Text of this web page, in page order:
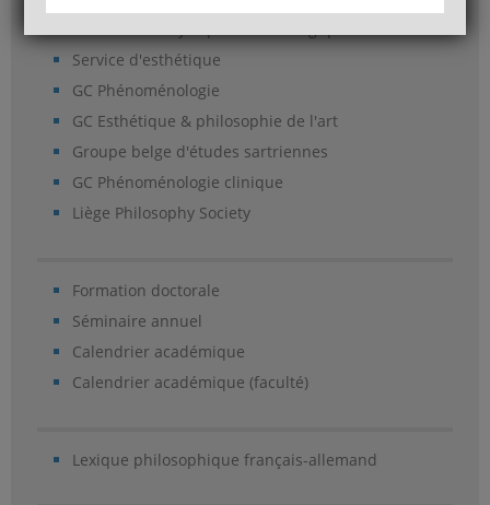
Service d'esthétique
GC Phénoménologie
GC Esthétique & philosophie de l'art
Groupe belge d'études sartriennes
GC Phénoménologie clinique
Liège Philosophy Society
Formation doctorale
Séminaire annuel
Calendrier académique
Calendrier académique (faculté)
Lexique philosophique français-allemand